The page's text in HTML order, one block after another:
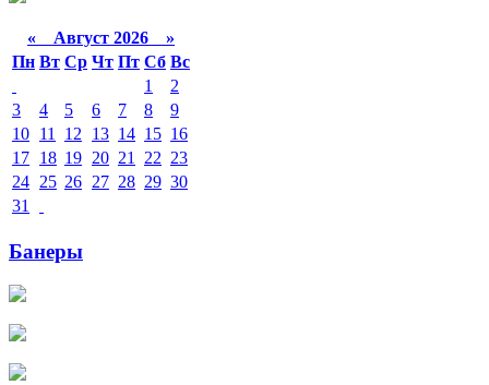
« Август 2026 »
Пн Вт Ср Чт Пт Сб Вс
1
2
3
4 5 6 7 8
9
10 11 12 13 14 15 16
17 18 19 20 21 22 23
24 25 26 27 28 29 30
31
Банеры